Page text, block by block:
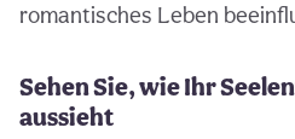
romantisches Leben
Sehen Sie, wie Ihr
aussieht